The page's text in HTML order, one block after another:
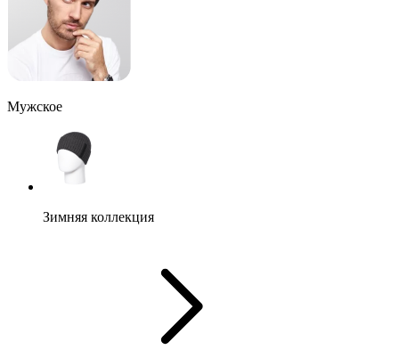
Мужское
Зимняя коллекция